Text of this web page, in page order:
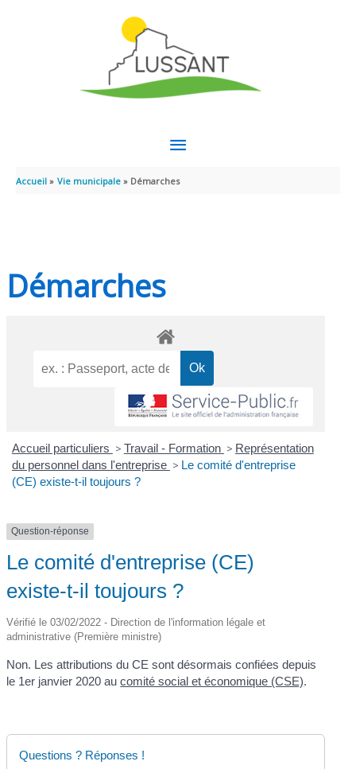
MENU
PRINCIPAL
Accueil Vie municipale Démarches
Démarches
Accueil particuliers > Travail - Formation > Représentation
du personnel dans l'entreprise > Le comité d'entreprise
(CE) existe-t-il toujours ?
Question-réponse
Le comité d'entreprise (CE)
existe-t-il toujours ?
Vérifié le 03/02/2022 - Direction de l'information légale et
administrative (Première ministre)
Non. Les attributions du CE sont désormais confiées depuis
le 1er janvier 2020 aucomité social et économique (CSE).
Questions ? Réponses !